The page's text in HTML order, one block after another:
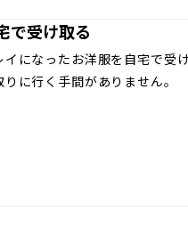
で受け取る
イになったお洋服を自宅で受
りに行く手間がありません。